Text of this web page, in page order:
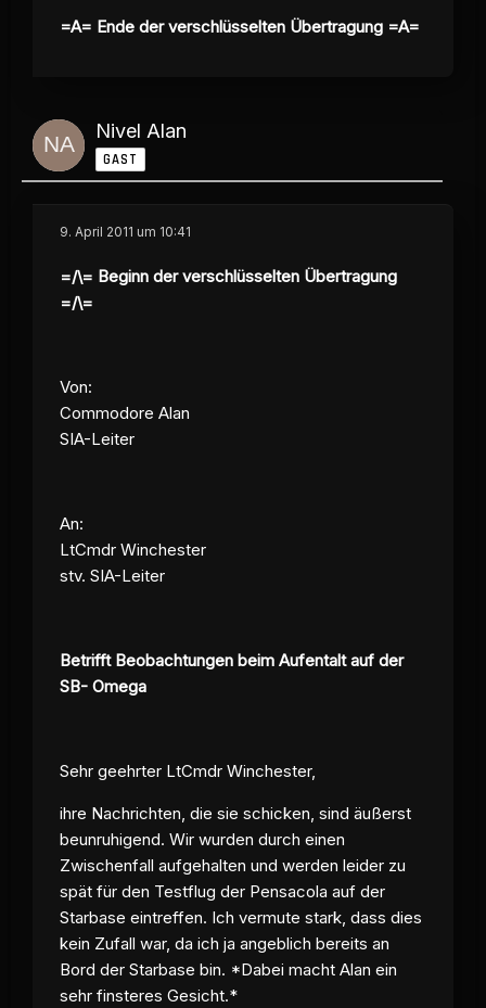
=A= Ende der verschlüsselten Übertragung =A=
Nivel Alan
GAST
9. April 2011 um 10:41
=/\= Beginn der verschlüsselten Übertragung
=/\=
Von:
Commodore Alan
SIA-Leiter
An:
LtCmdr Winchester
stv. SIA-Leiter
Betrifft Beobachtungen beim Aufentalt auf der
SB- Omega
Sehr geehrter LtCmdr Winchester,
ihre Nachrichten, die sie schicken, sind äußerst
beunruhigend. Wir wurden durch einen
Zwischenfall aufgehalten und werden leider zu
spät für den Testflug der Pensacola auf der
Starbase eintreffen. Ich vermute stark, dass dies
kein Zufall war, da ich ja angeblich bereits an
Bord der Starbase bin. *Dabei macht Alan ein
sehr finsteres Gesicht.*